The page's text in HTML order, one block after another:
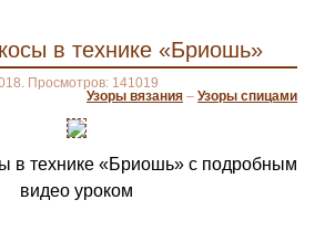
в технике «Бриошь»
Просмотров: 141019
Узоры вязания – Узоры спицами
в технике «Бриошь» с подробным
видео уроком